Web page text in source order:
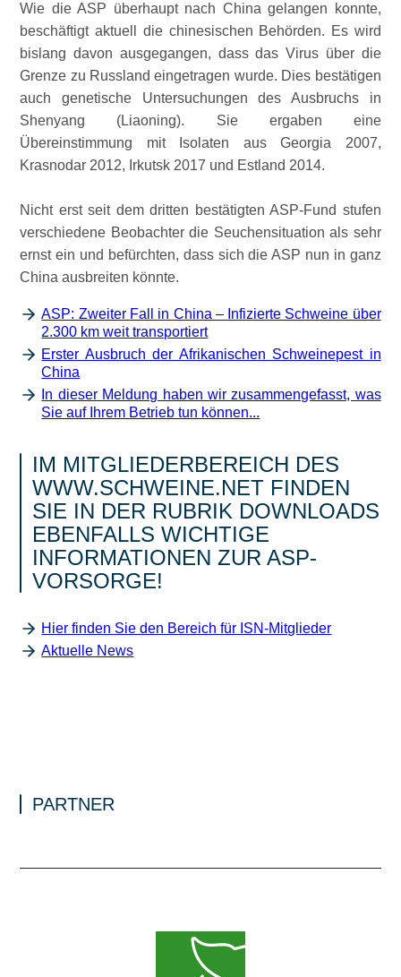
Wie die ASP überhaupt nach China gelangen konnte,
beschäftigt aktuell die chinesischen Behörden. Es wird
bislang davon ausgegangen, dass das Virus über die
Grenze zu Russland eingetragen wurde. Dies bestätigen
auch genetische Untersuchungen des Ausbruchs in
Shenyang (Liaoning). Sie ergaben eine
Übereinstimmung mit Isolaten aus Georgia 2007,
Krasnodar 2012, Irkutsk 2017 und Estland 2014.
Nicht erst seit dem dritten bestätigten ASP-Fund stufen
verschiedene Beobachter die Seuchensituation als sehr
ernst ein und befürchten, dass sich die ASP nun in ganz
China ausbreiten könnte.
ASP: Zweiter Fall in China – Infizierte Schweine über
2.300 km weit transportiert
Erster Ausbruch der Afrikanischen Schweinepest in
China
In dieser Meldung haben wir zusammengefasst, was
Sie auf Ihrem Betrieb tun können...
IM MITGLIEDERBEREICH DES
WWW.SCHWEINE.NET FINDEN
SIE IN DER RUBRIK DOWNLOADS
EBENFALLS WICHTIGE
INFORMATIONEN ZUR ASP-
VORSORGE!
Hier finden Sie den Bereich für ISN-Mitglieder
Aktuelle News
PARTNER